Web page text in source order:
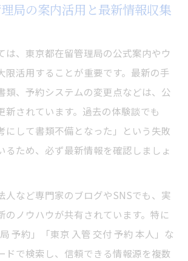
局の案内活用と最新情報収集
は、東京都在留管理局の公式案内やウ
限活用することが重要です。最新の手
類、予約システムの変更点などは、公
新されています。過去の体験談でも
にして書類不備となった」という失敗
るため、必ず最新情報を確認しましょ
人など専門家のブログやSNSでも、実
のノウハウが共有されています。特に
局 予約」「東京 入管 交付 予約 本人」な
ドで検索し、信頼できる情報源を複数